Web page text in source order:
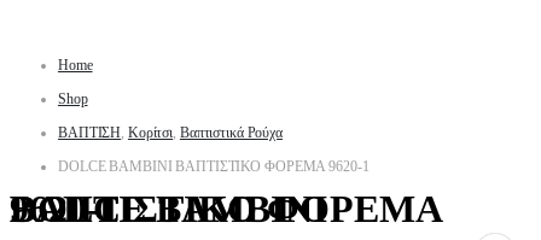
Home
Shop
ΒΑΠΤΙΣΗ, Κορίτσι, Βαπτιστικά Ρούχα
DOLCE BAMBINI ΒΑΠΤΙΣΤΙΚΟ ΦΟΡΕΜΑ 9620-1
DOLCE BAMBINI ΒΑΠΤΙΣΤΙΚΟ ΦΟΡΕΜΑ 9620-1